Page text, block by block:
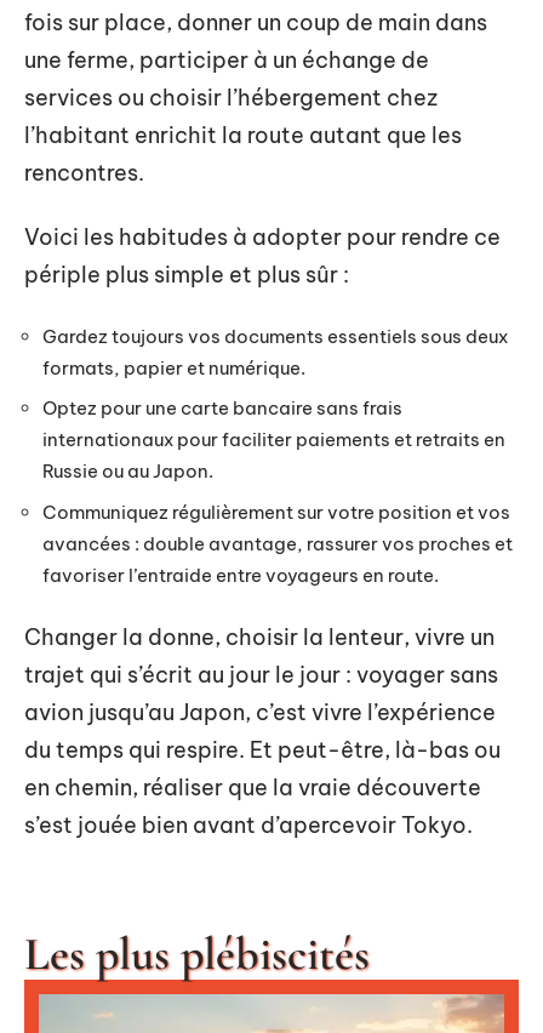
fois sur place, donner un coup de main dans
une ferme, participer à un échange de
services ou choisir l’hébergement chez
l’habitant enrichit la route autant que les
rencontres.
Voici les habitudes à adopter pour rendre ce
périple plus simple et plus sûr :
Gardez toujours vos documents essentiels sous deux
formats, papier et numérique.
Optez pour une carte bancaire sans frais
internationaux pour faciliter paiements et retraits en
Russie ou au Japon.
Communiquez régulièrement sur votre position et vos
avancées : double avantage, rassurer vos proches et
favoriser l’entraide entre voyageurs en route.
Changer la donne, choisir la lenteur, vivre un
trajet qui s’écrit au jour le jour : voyager sans
avion jusqu’au Japon, c’est vivre l’expérience
du temps qui respire. Et peut-être, là-bas ou
en chemin, réaliser que la vraie découverte
s’est jouée bien avant d’apercevoir Tokyo.
Les plus plébiscités